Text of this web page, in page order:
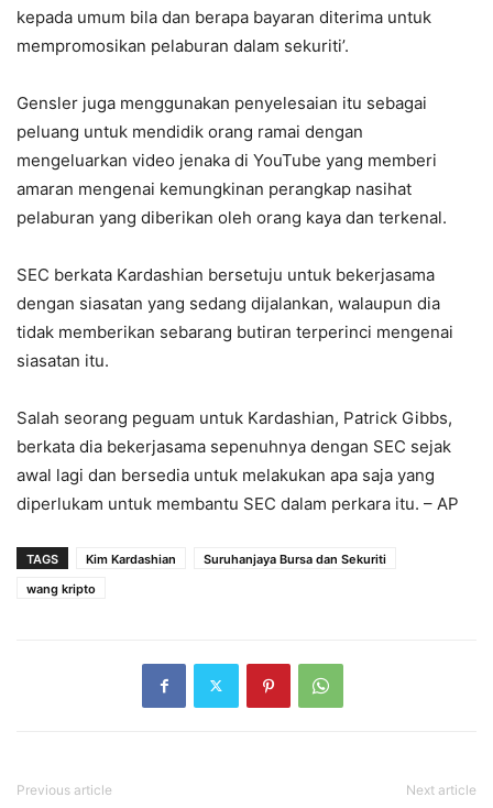
kepada umum bila dan berapa bayaran diterima untuk
mempromosikan pelaburan dalam sekuriti’.
Gensler juga menggunakan penyelesaian itu sebagai
peluang untuk mendidik orang ramai dengan
mengeluarkan video jenaka di YouTube yang memberi
amaran mengenai kemungkinan perangkap nasihat
pelaburan yang diberikan oleh orang kaya dan terkenal.
SEC berkata Kardashian bersetuju untuk bekerjasama
dengan siasatan yang sedang dijalankan, walaupun dia
tidak memberikan sebarang butiran terperinci mengenai
siasatan itu.
Salah seorang peguam untuk Kardashian, Patrick Gibbs,
berkata dia bekerjasama sepenuhnya dengan SEC sejak
awal lagi dan bersedia untuk melakukan apa saja yang
diperlukam untuk membantu SEC dalam perkara itu. – AP
TAGS Kim Kardashian
Suruhanjaya Bursa dan Sekuriti
wang kripto
Previous article Next article